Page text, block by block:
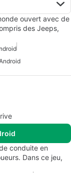
ouvert avec de
des Jeeps,
conduite en
Dans ce jeu,